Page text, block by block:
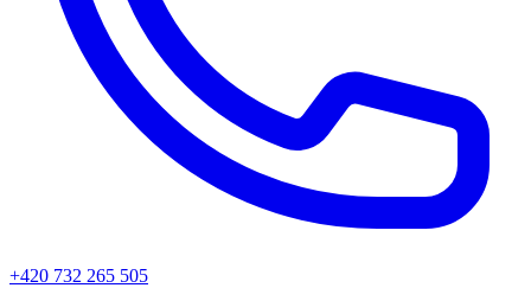
+420 732 265 505